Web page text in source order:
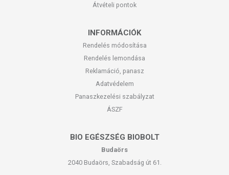
Átvételi pontok
INFORMÁCIÓK
Rendelés módosítása
Rendelés lemondása
Reklamáció, panasz
Adatvédelem
Panaszkezelési szabályzat
ÁSZF
BIO EGÉSZSÉG BIOBOLT
Budaörs
2040 Budaörs, Szabadság út 61.